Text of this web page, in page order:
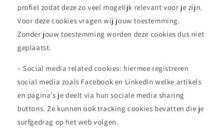
profiel zodat deze zo veel mogelijk relevant voor je zijn.
Voor deze cookies vragen wij jouw toestemming.
Zonder jouw toestemming worden deze cookies dus niet
geplaatst.
– Social media related cookies: hiermee registreren
social media zoals Facebook en LinkedIn welke artikels
en pagina’s je deelt via hun sociale media sharing
buttons. Ze kunnen ook tracking cookies bevatten die je
surfgedrag op het web volgen.